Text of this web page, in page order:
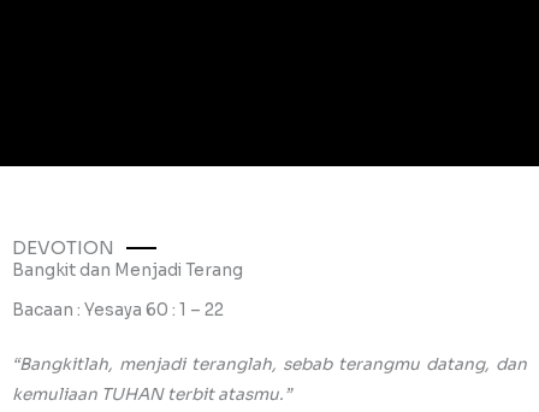
DEVOTION
Bangkit dan Menjadi Terang
Bacaan : Yesaya 60 : 1 – 22
“Bangkitlah, menjadi teranglah, sebab terangmu datang, dan
kemuliaan TUHAN terbit atasmu.”